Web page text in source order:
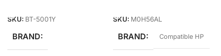
SKU: BT-5001Y
BRAND
SKU: M0H56AL
BRAND Compatible HP